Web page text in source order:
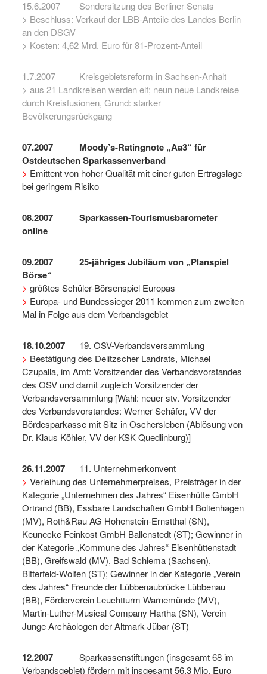
15.6.2007 Sondersitzung des Berliner Senats
> Beschluss: Verkauf der LBB-Anteile des Landes Berlin
an den DSGV
> Kosten: 4,62 Mrd. Euro für 81-Prozent-Anteil
1.7.2007 Kreisgebietsreform in Sachsen-Anhalt
> aus 21 Landkreisen werden elf; neun neue Landkreise
durch Kreisfusionen, Grund: starker
Bevölkerungsrückgang
07.2007
Moody’s-Ratingnote „Aa3“ für
Ostdeutschen Sparkassenverband
> Emittent von hoher Qualität mit einer guten Ertragslage
bei geringem Risiko
08.2007
Sparkassen-Tourismusbarometer
online
09.2007
25-jähriges Jubiläum von „Planspiel
Börse“
> größtes Schüler-Börsenspiel Europas
> Europa- und Bundessieger 2011 kommen zum zweiten
Mal in Folge aus dem Verbandsgebiet
18.10.2007
19. OSV-Verbandsversammlung
> Bestätigung des Delitzscher Landrats, Michael
Czupalla, im Amt: Vorsitzender des Verbandsvorstandes
des OSV und damit zugleich Vorsitzender der
Verbandsversammlung [Wahl: neuer stv. Vorsitzender
des Verbandsvorstandes: Werner Schäfer, VV der
Bördesparkasse mit Sitz in Oschersleben (Ablösung von
Dr. Klaus Köhler, VV der KSK Quedlinburg)]
26.11.2007
11. Unternehmerkonvent
> Verleihung des Unternehmerpreises, Preisträger in der
Kategorie „Unternehmen des Jahres“ Eisenhütte GmbH
Ortrand (BB), Essbare Landschaften GmbH Boltenhagen
(MV), Roth&Rau AG Hohenstein-Ernstthal (SN),
Keunecke Feinkost GmbH Ballenstedt (ST); Gewinner in
der Kategorie „Kommune des Jahres“ Eisenhüttenstadt
(BB), Greifswald (MV), Bad Schlema (Sachsen),
Bitterfeld-Wolfen (ST); Gewinner in der Kategorie „Verein
des Jahres“ Freunde der Lübbenaubrücke Lübbenau
(BB), Förderverein Leuchtturm Warnemünde (MV),
Martin-Luther-Musical Company Hartha (SN), Verein
Junge Archäologen der Altmark Jübar (ST)
12.2007
Sparkassenstiftungen (insgesamt 68 im
Verbandsgebiet) fördern mit insgesamt 56,3 Mio. Euro